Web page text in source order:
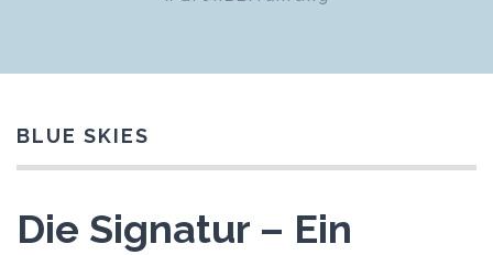
BLUE SKIES
Die Signatur – Ein